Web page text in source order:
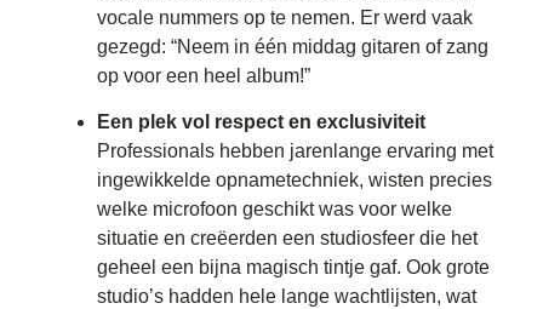
vocale nummers op te nemen. Er werd vaak
gezegd: “Neem in één middag gitaren of zang
op voor een heel album!”
Een plek vol respect en exclusiviteit
Professionals hebben jarenlange ervaring met
ingewikkelde opnametechniek, wisten precies
welke microfoon geschikt was voor welke
situatie en creëerden een studiosfeer die het
geheel een bijna magisch tintje gaf. Ook grote
studio’s hadden hele lange wachtlijsten, wat